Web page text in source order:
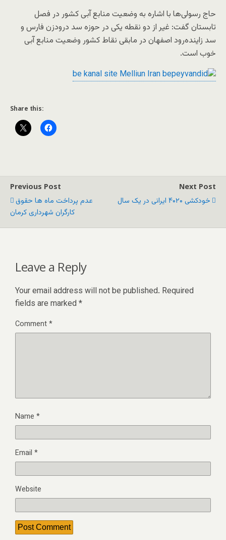
حاج رسولی‌ها با اشاره به وضعیت منابع آبی کشور در فصل
تابستان گفت: غیر از دو نقطه یکی در حوزه سد درودزن فارس و
سد زاینده‌رود اصفهان در مابقی نقاط کشور وضعیت منابع‌ آبی
خوب است.
Share this:
Previous Post
عدم پرداخت ماه ها حقوق
کارگران شهرداری کرمان
Next Post
خودکشی ۴۰۲۰ ایرانی در یک سال
Leave a Reply
Your email address will not be published. Required
fields are marked *
Comment*
Name *
Email *
Website